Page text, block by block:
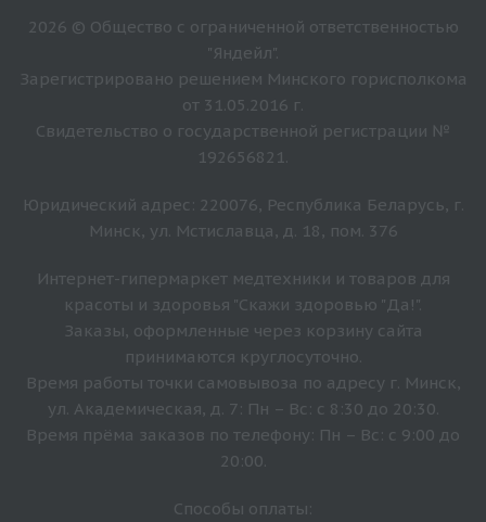
2026 © Общество с ограниченной ответственностью
"Яндейл".
Зарегистрировано решением Минского горисполкома
от 31.05.2016 г.
Свидетельство о государственной регистрации №
192656821.
Юридический адрес: 220076, Республика Беларусь, г.
Минск, ул. Мстиславца, д. 18, пом. 376
Интернет-гипермаркет медтехники и товаров для
красоты и здоровья "Скажи здоровью "Да!".
Заказы, оформленные через корзину сайта
принимаются круглосуточно.
Время работы точки самовывоза по адресу г. Минск,
ул. Академическая, д. 7: Пн – Вс: с 8:30 до 20:30.
Время прёма заказов по телефону: Пн – Вс: с 9:00 до
20:00.
Способы оплаты: